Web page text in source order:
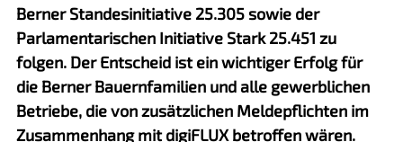
Berner Standesinitiative 25.305 sowie der
Parlamentarischen Initiative Stark 25.451 zu
folgen. Der Entscheid ist ein wichtiger Erfolg für
die Berner Bauernfamilien und alle gewerblichen
Betriebe, die von zusätzlichen Meldepflichten im
Zusammenhang mit digiFLUX betroffen wären.